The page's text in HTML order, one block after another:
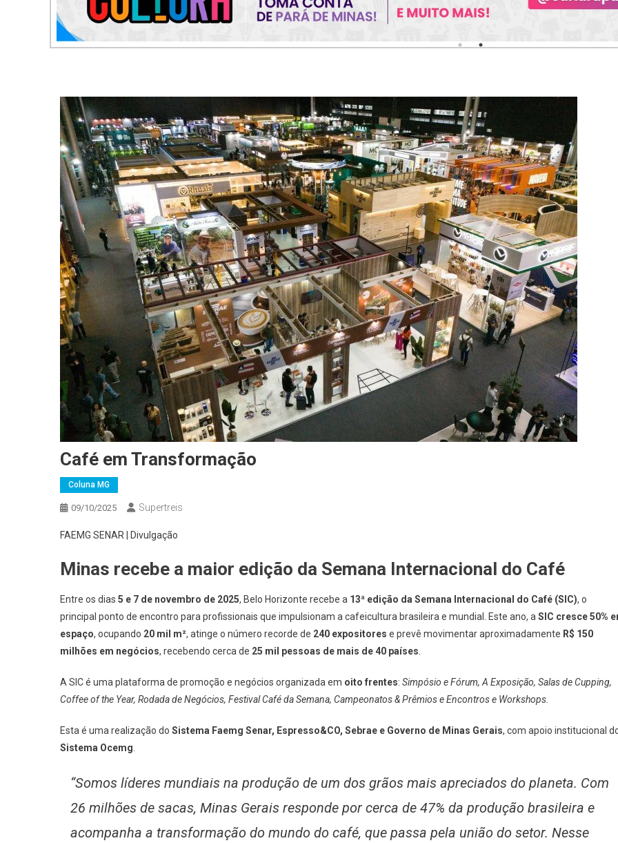
Café em Transformação
Coluna MG
09/10/2025 Supertreis
FAEMG SENAR | Divulgação
Minas recebe a maior edição da Semana Internacional do Café
Entre os dias 5 e 7 de novembro de 2025, Belo Horizonte recebe a 13ª edição da Semana Internacional do Café (SIC), o
principal ponto de encontro para profissionais que impulsionam a cafeicultura brasileira e mundial. Este ano, aSIC cresce 50%
espaço, ocupando 20 mil m², atinge o número recorde de 240 expositores e prevê movimentar aproximadamente R$ 150
milhões em negócios, recebendo cerca de 25 mil pessoas de mais de 40 países.
A SIC é uma plataforma de promoção e negócios organizada em oito frentes: Simpósio e Fórum, A Exposição, Salas de Cupping,
Coffee of the Year, Rodada de Negócios, Festival Café da Semana, Campeonatos & Prêmios e Encontros e Workshops.
Esta é uma realização do Sistema Faemg Senar, Espresso&CO, Sebrae e Governo de Minas Gerais, com apoio institucional
Sistema Ocemg.
“Somos líderes mundiais na produção de um dos grãos mais apreciados do planeta. Com
26 milhões de sacas, Minas Gerais responde por cerca de 47% da produção brasileira e
acompanha a transformação do mundo do café, que passa pela união do setor. Nesse